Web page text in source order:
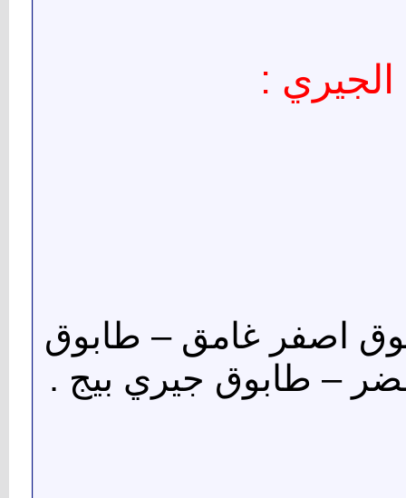
الجيري :
اصفر غامق – طابوق
– طابوق جيري بيج .